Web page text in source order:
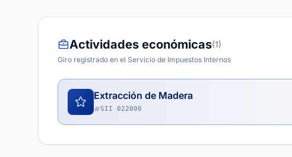
Actividades económicas(1)
Giro registrado en el Servicio de Impuestos Internos
Extracción de Madera
SII 022000